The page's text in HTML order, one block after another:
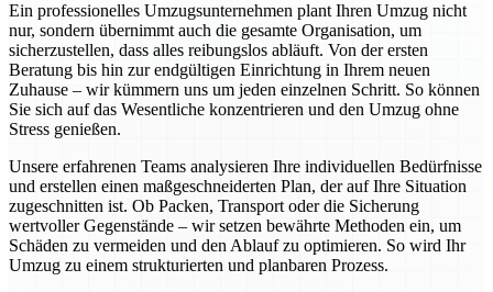
Ein professionelles Umzugsunternehmen plant Ihren Umzug nicht
nur, sondern übernimmt auch die gesamte Organisation, um
sicherzustellen, dass alles reibungslos abläuft. Von der ersten
Beratung bis hin zur endgültigen Einrichtung in Ihrem neuen
Zuhause – wir kümmern uns um jeden einzelnen Schritt. So können
Sie sich auf das Wesentliche konzentrieren und den Umzug ohne
Stress genießen.
Unsere erfahrenen Teams analysieren Ihre individuellen Bedürfnisse
und erstellen einen maßgeschneiderten Plan, der auf Ihre Situation
zugeschnitten ist. Ob Packen, Transport oder die Sicherung
wertvoller Gegenstände – wir setzen bewährte Methoden ein, um
Schäden zu vermeiden und den Ablauf zu optimieren. So wird Ihr
Umzug zu einem strukturierten und planbaren Prozess.